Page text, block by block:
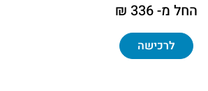
החל מ- 336 ₪
לרכישה